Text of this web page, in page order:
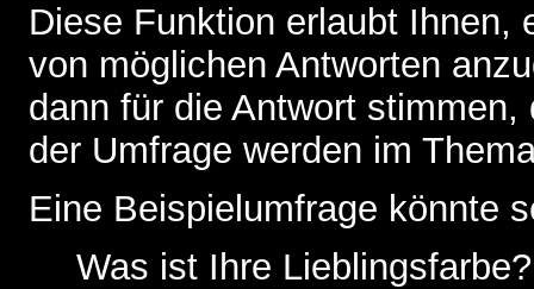
Diese Funktion erlaubt Ihnen,
von möglichen Antworten
dann für die Antwort
der Umfrage werden im
Eine Beispielumfrage könnte
Was ist Ihre Lieblingsfarbe?